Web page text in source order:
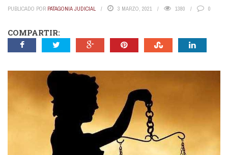
PUBLICADO POR PATAGONIA JUDICIAL 3 MARZO, 2021 1380 0
COMPARTIR: